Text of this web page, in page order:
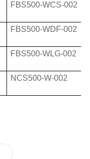
FBS500-WCS-002
FBS500-WDF-002
FBS500-WLG-002
NCS500-W-002